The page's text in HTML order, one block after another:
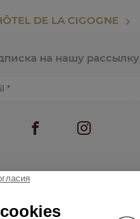
DE LA CIGOGNE
на нашу рассылку